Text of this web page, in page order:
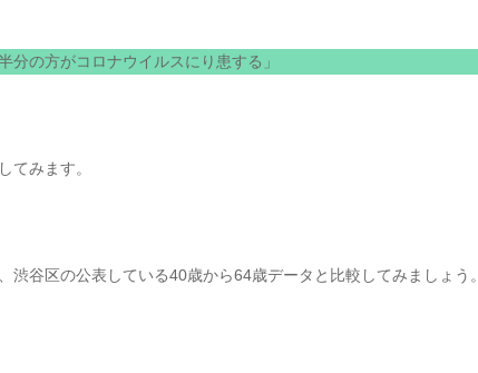
半分の方がコロナウイルスにり患する」
てみます。
渋谷区の公表している40歳から64歳データと比較してみましょう。